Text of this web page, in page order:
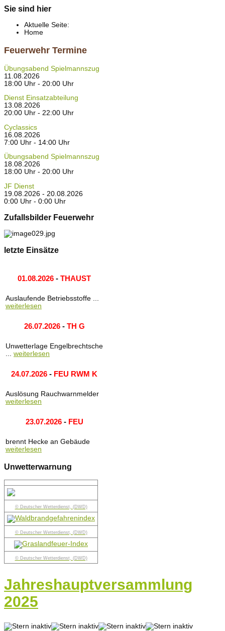
Sie sind hier
Aktuelle Seite:
Home
Feuerwehr Termine
Übungsabend Spielmannszug
11.08.2026
18:00 Uhr - 20:00 Uhr
Dienst Einsatzabteilung
13.08.2026
20:00 Uhr - 22:00 Uhr
Cyclassics
16.08.2026
7:00 Uhr - 14:00 Uhr
Übungsabend Spielmannszug
18.08.2026
18:00 Uhr - 20:00 Uhr
JF Dienst
19.08.2026 - 20.08.2026
0:00 Uhr - 0:00 Uhr
Zufallsbilder Feuerwehr
letzte Einsätze
01.08.2026 - THAUST
Auslaufende Betriebsstoffe ...
weiterlesen
26.07.2026- TH G
Unwetterlage Engelbrechtsche
... weiterlesen
24.07.2026 - FEU RWM K
Auslösung Rauchwarnmelder
weiterlesen
23.07.2026- FEU
brennt Hecke an Gebäude
weiterlesen
Unwetterwarnung
© Deutscher Wetterdienst, (DWD)
© Deutscher Wetterdienst, (DWD)
© Deutscher Wetterdienst, (DWD)
Jahreshauptversammlung
2025